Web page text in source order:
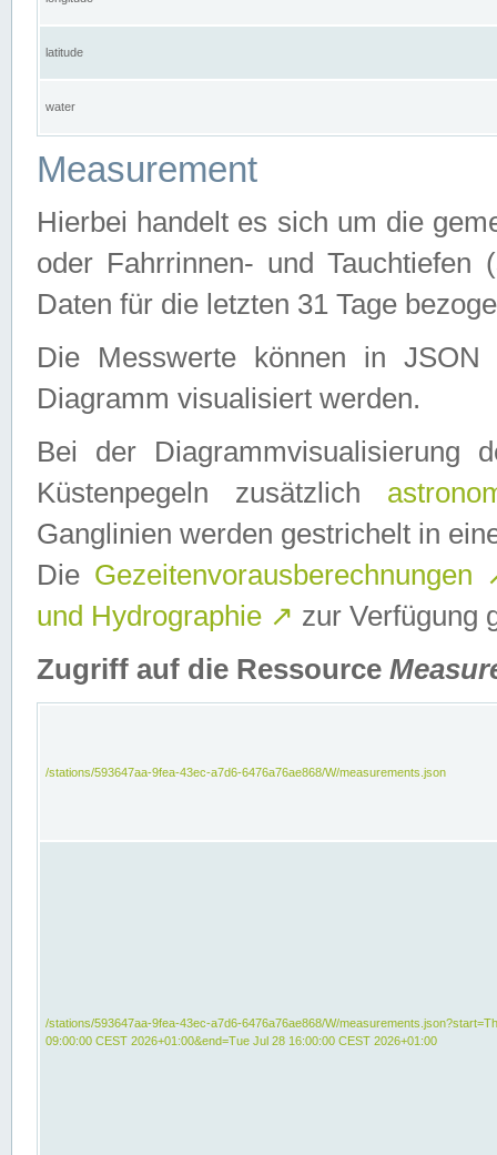
latitude
water
Measurement
Hierbei handelt es sich um die
oder Fahrrinnen- und Tauchtiefen
Daten für die letzten 31 Tage
Die Messwerte können in
Diagramm visualisiert werden.
Bei der Diagrammvisualisierung
Küstenpegeln zusätzlich
Ganglinien werden gestrichelt in
Die Gezeitenvorausberechnungen
und Hydrographie ↗ zur Verfügung
Zugriff auf die Ressource
/stations/593647aa-9fea-43ec-a7d6-6476a76ae868/W/measurements.json
/stations/593647aa-9fea-43ec-a7d6-6476a76ae868/W/
09:00:00 CEST 2026+01:00&end=Tue Jul 28 16:00:00 CEST 2026+01:00